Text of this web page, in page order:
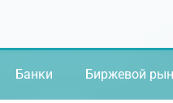
Банки Биржевой